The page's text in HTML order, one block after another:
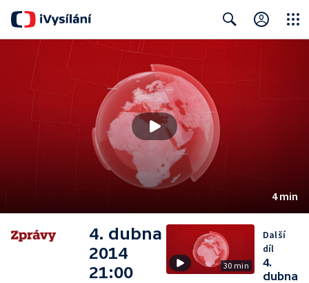
4 min
4. dubna
2014
21:00
30 min
Další
díl
4.
dubna